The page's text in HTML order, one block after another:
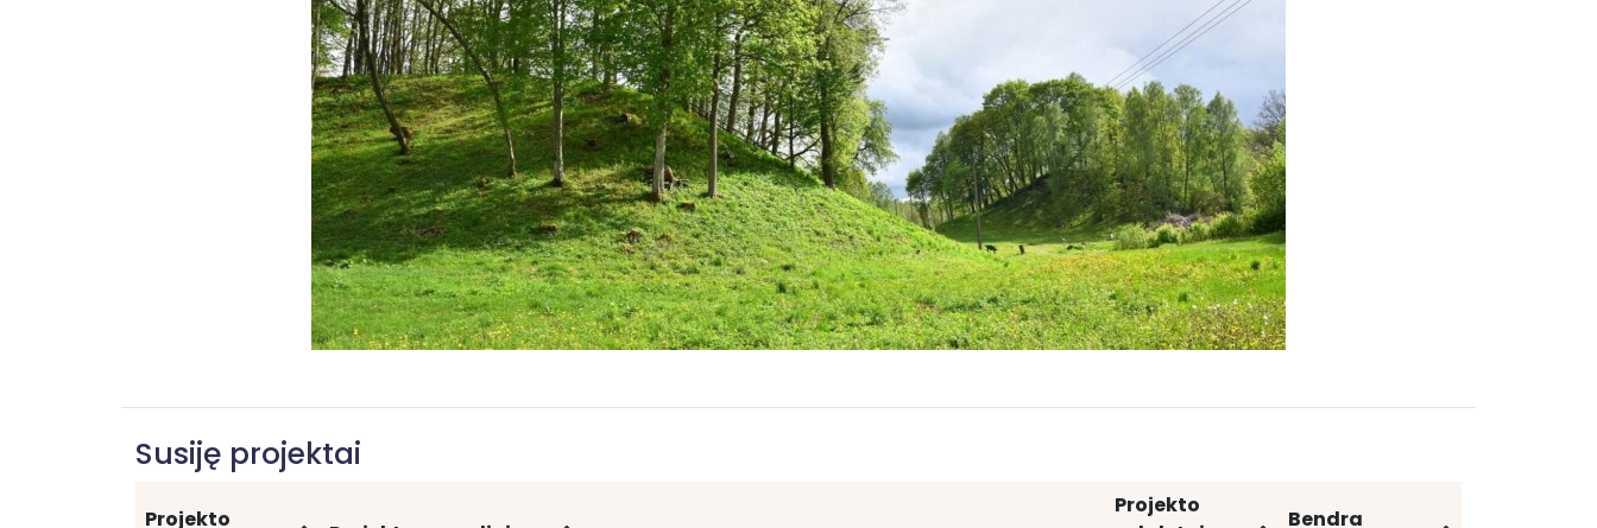
Susiję projektai
Projekto
Projekto
Bendra